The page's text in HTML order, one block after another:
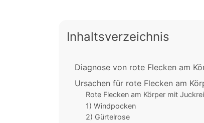
Inhaltsverzeichnis
Diagnose von rote Flecken am
Ursachen für rote Flecken am
Rote Flecken am Körper mit
1) Windpocken
2) Gürtelrose